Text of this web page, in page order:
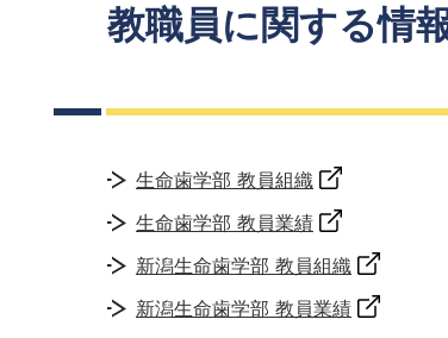
教職員に関する情
生命歯学部 教員組織
生命歯学部 教員業績
新潟生命歯学部 教員組織
新潟生命歯学部 教員業績